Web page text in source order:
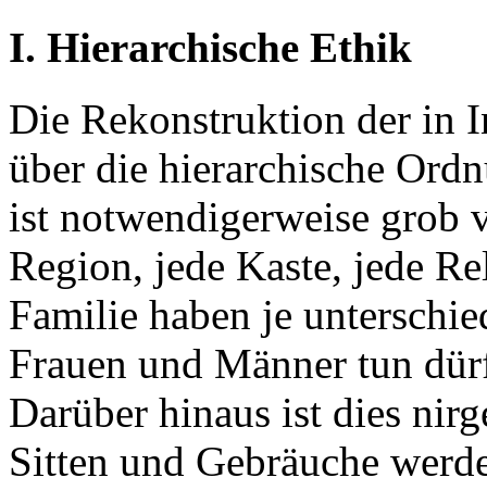
I. Hierarchische Ethik
Die Rekonstruktion der in
über die hierarchische
ist notwendigerweise grob
Region, jede Kaste, jede
Familie haben je
Frauen und Männer tun
Darüber hinaus ist dies
Sitten und Gebräuche